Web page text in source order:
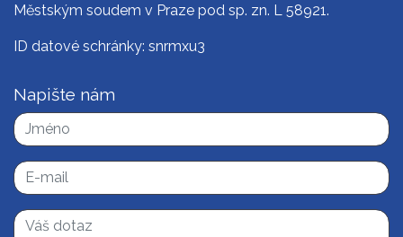
Městským soudem v Praze pod sp. zn. L 58921.
ID datové schránky: snrmxu3
Napište nám